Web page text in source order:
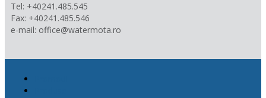
Tel: +40241.485.545
Fax: +40241.485.546
e-mail: office@watermota.ro